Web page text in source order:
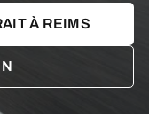
À REIMS